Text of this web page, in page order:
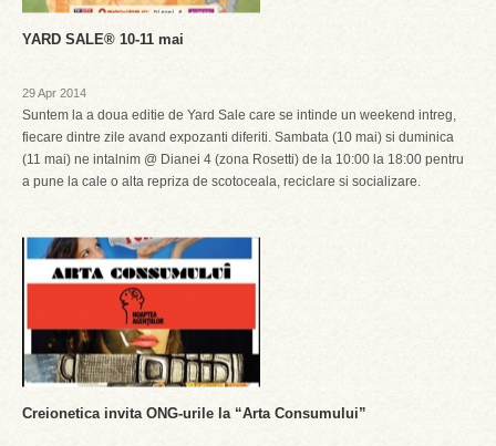
YARD SALE® 10-11 mai
29 Apr 2014
Suntem la a doua editie de Yard Sale care se intinde un weekend intreg,
fiecare dintre zile avand expozanti diferiti. Sambata (10 mai) si duminica
(11 mai) ne intalnim @ Dianei 4 (zona Rosetti) de la 10:00 la 18:00 pentru
a pune la cale o alta repriza de scotoceala, reciclare si socializare.
Creionetica invita ONG-urile la “Arta Consumului”